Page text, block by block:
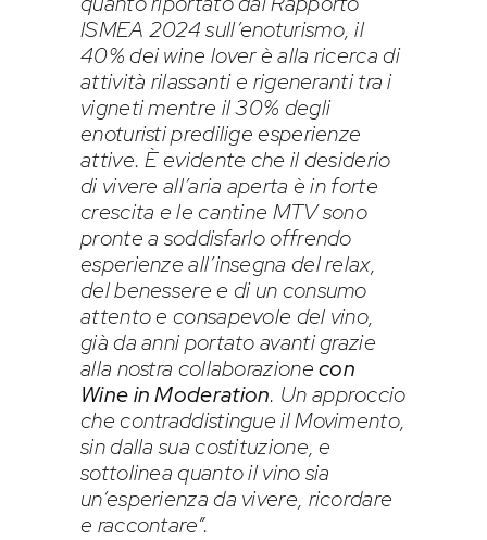
ISMEA 2024 sull’enoturismo, il
40% dei wine lover è alla ricerca di
attività rilassanti e rigeneranti tra i
vigneti mentre il 30% degli
enoturisti predilige esperienze
attive. È evidente che il desiderio
di vivere all’aria aperta è in forte
crescita e le cantine MTV sono
pronte a soddisfarlo offrendo
esperienze all’insegna del relax,
del benessere e di un consumo
attento e consapevole del vino,
già da anni portato avanti grazie
alla nostra collaborazionecon
Wine in Moderation. Un approccio
che contraddistingue il Movimento,
sin dalla sua costituzione, e
sottolinea quanto il vino sia
un’esperienza da vivere, ricordare
e raccontare”.